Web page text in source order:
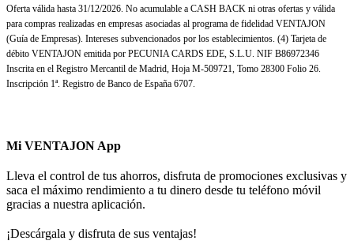
Oferta válida hasta 31/12/2026. No acumulable a CASH BACK ni otras ofertas y válida
para compras realizadas en empresas asociadas al programa de fidelidad VENTAJON
(Guía de Empresas). Intereses subvencionados por los establecimientos. (4) Tarjeta de
débito VENTAJON emitida por PECUNIA CARDS EDE, S.L.U. NIF B86972346
Inscrita en el Registro Mercantil de Madrid, Hoja M-509721, Tomo 28300 Folio 26.
Inscripción 1ª. Registro de Banco de España 6707.
Mi VENTAJON App
Lleva el control de tus ahorros, disfruta de promociones exclusivas y
saca el máximo rendimiento a tu dinero desde tu teléfono móvil
gracias a nuestra aplicación.
¡Descárgala y disfruta de sus ventajas!